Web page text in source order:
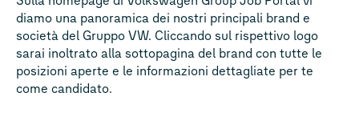
diamo una panoramica dei nostri principali brand e
società del Gruppo VW. Cliccando sul rispettivo logo
sarai inoltrato alla sottopagina del brand con tutte le
posizioni aperte e le informazioni dettagliate per te
come candidato.